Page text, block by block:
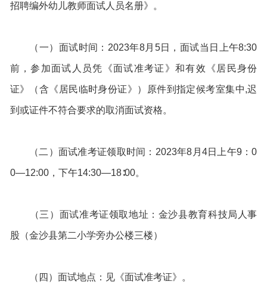
招聘编外幼儿教师面试人员名册》。
（一）面试时间：2023年8月5日，面试当日上午8:30
前，参加面试人员凭《面试准考证》和有效《居民身份
证》（含《居民临时身份证》）原件到指定候考室集中,迟
到或证件不符合要求的取消面试资格。
（二）面试准考证领取时间：2023年8月4日上午9：0
0—12:00，下午14:30—18∶00。
（三）面试准考证领取地址：金沙县教育科技局人事
股（金沙县第二小学旁办公楼三楼）
（四）面试地点：见《面试准考证》。